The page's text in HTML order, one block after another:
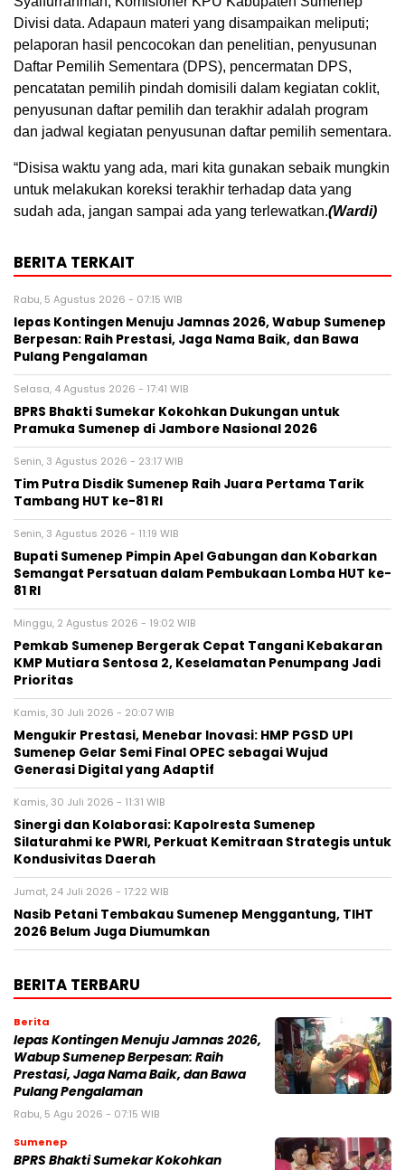
Divisi data. Adapaun materi yang disampaikan meliputi;
pelaporan hasil pencocokan dan penelitian, penyusunan
Daftar Pemilih Sementara (DPS), pencermatan DPS,
pencatatan pemilih pindah domisili dalam kegiatan coklit,
penyusunan daftar pemilih dan terakhir adalah program
dan jadwal kegiatan penyusunan daftar pemilih sementara.
“Disisa waktu yang ada, mari kita gunakan sebaik mungkin
untuk melakukan koreksi terakhir terhadap data yang
sudah ada, jangan sampai ada yang terlewatkan.(Wardi)
BERITA TERKAIT
Rabu, 5 Agustus 2026 - 07:15 WIB
lepas Kontingen Menuju Jamnas 2026, Wabup Sumenep
Berpesan: Raih Prestasi, Jaga Nama Baik, dan Bawa
Pulang Pengalaman
Selasa, 4 Agustus 2026 - 17:41 WIB
BPRS Bhakti Sumekar Kokohkan Dukungan untuk
Pramuka Sumenep di Jambore Nasional 2026
Senin, 3 Agustus 2026 - 23:17 WIB
Tim Putra Disdik Sumenep Raih Juara Pertama Tarik
Tambang HUT ke-81 RI
Senin, 3 Agustus 2026 - 11:19 WIB
Bupati Sumenep Pimpin Apel Gabungan dan Kobarkan
Semangat Persatuan dalam Pembukaan Lomba HUT ke-
81 RI
Minggu, 2 Agustus 2026 - 19:02 WIB
Pemkab Sumenep Bergerak Cepat Tangani Kebakaran
KMP Mutiara Sentosa 2, Keselamatan Penumpang Jadi
Prioritas
Kamis, 30 Juli 2026 - 20:07 WIB
Mengukir Prestasi, Menebar Inovasi: HMP PGSD UPI
Sumenep Gelar Semi Final OPEC sebagai Wujud
Generasi Digital yang Adaptif
Kamis, 30 Juli 2026 - 11:31 WIB
Sinergi dan Kolaborasi: Kapolresta Sumenep
Silaturahmi ke PWRI, Perkuat Kemitraan Strategis untuk
Kondusivitas Daerah
Jumat, 24 Juli 2026 - 17:22 WIB
Nasib Petani Tembakau Sumenep Menggantung, TIHT
2026 Belum Juga Diumumkan
BERITA TERBARU
Berita
lepas Kontingen Menuju Jamnas 2026,
Wabup Sumenep Berpesan: Raih
Prestasi, Jaga Nama Baik, dan Bawa
Pulang Pengalaman
Rabu, 5 Agu 2026 - 07:15 WIB
Sumenep
BPRS Bhakti Sumekar Kokohkan